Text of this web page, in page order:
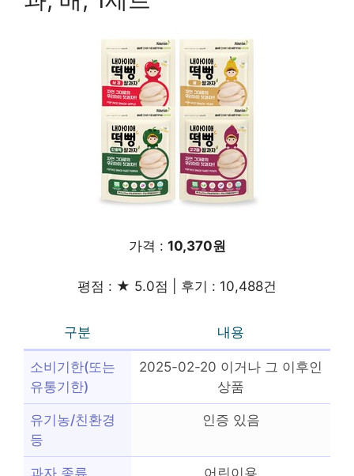
가격 : 10,370원
평점 : ★ 5.0점 | 후기 : 10,488건
구분 내용
소비기한(또는
유통기한)
2025-02-20 이거나 그 이후인
상품
유기농/친환경
등
인증 있음
과자 종류 어린이용